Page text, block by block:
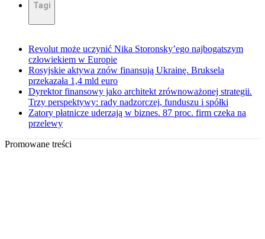
Tagi
Revolut może uczynić Nika Storonsky’ego najbogatszym
człowiekiem w Europie
Rosyjskie aktywa znów finansują Ukrainę. Bruksela
przekazała 1,4 mld euro
Dyrektor finansowy jako architekt zrównoważonej strategii.
Trzy perspektywy: rady nadzorczej, funduszu i spółki
Zatory płatnicze uderzają w biznes. 87 proc. firm czeka na
przelewy
Promowane treści